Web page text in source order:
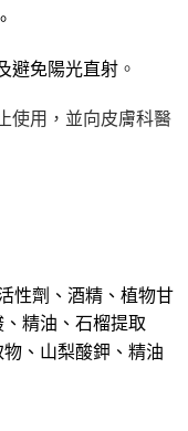
避免陽光直射 。
使用，並向皮膚科醫
性劑、酒精、植物甘
精油、石榴提取
、山梨酸鉀、精油